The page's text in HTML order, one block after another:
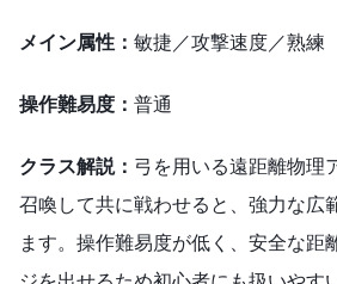
メイン属性： 敏捷／攻撃速度／熟練
操作難易度： 普通
クラス解説： 弓を用いる遠距離物理
召喚して共に戦わせると、強力な広
ます。操作難易度が低く、安全な距